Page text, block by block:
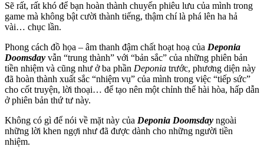
Sẽ rất, rất khó để bạn hoàn thành chuyến phiêu lưu của mình trong
game mà không bật cười thành tiếng, thậm chí là phá lên ha hả
vài… chục lần.
Phong cách đồ họa – âm thanh đậm chất hoạt hoạ của Deponia
Doomsday vẫn “trung thành” với “bản sắc” của những phiên bản
tiền nhiệm và cũng như ở ba phần Deponia trước, phương diện này
đã hoàn thành xuất sắc “nhiệm vụ” của mình trong việc “tiếp sức”
cho cốt truyện, lời thoại… để tạo nên một chỉnh thể hài hòa, hấp dẫn
ở phiên bản thứ tư này.
Không có gì để nói về mặt này của Deponia Doomsday ngoài
những lời khen ngợi như đã được dành cho những người tiền
nhiệm.